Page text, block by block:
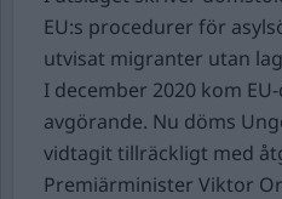
EU:s procedurer för
utvisat migranter utan
I december 2020 kom
avgörande. Nu döms
vidtagit tillräckligt med
Premiärminister Viktor